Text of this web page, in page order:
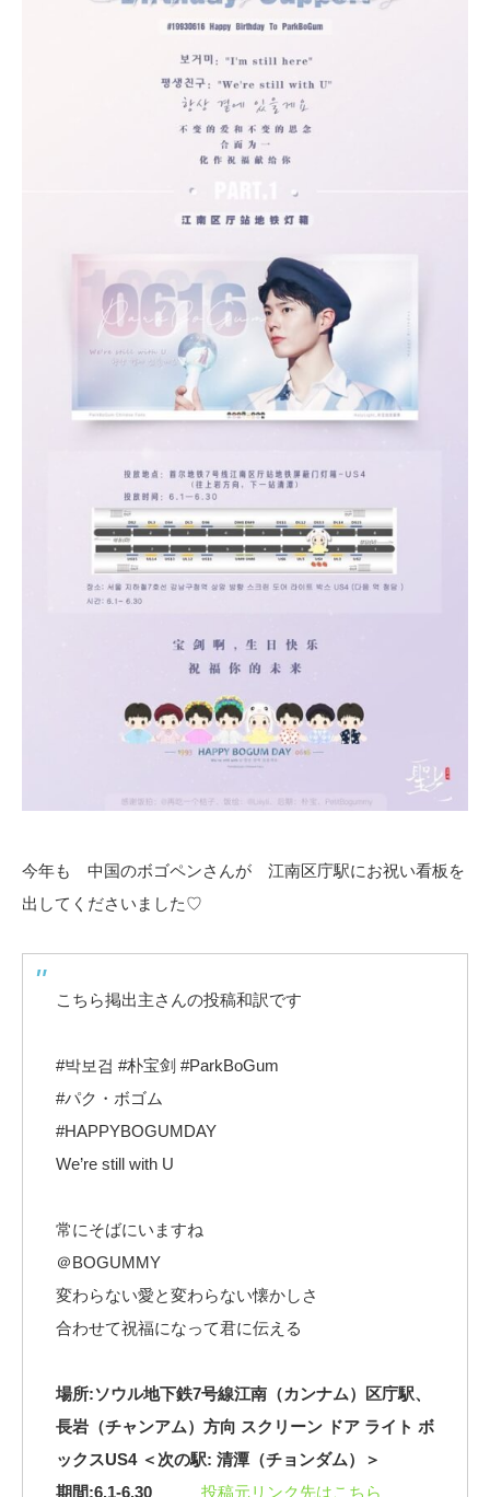
今年も 中国のボゴペンさんが 江南区庁駅にお祝い看板を
出してくださいました♡
こちら掲出主さんの投稿和訳です
#박보검 #朴宝剑 #ParkBoGum
#パク・ボゴム
#HAPPYBOGUMDAY
We’re still with U
常にそばにいますね
＠BOGUMMY
変わらない愛と変わらない懐かしさ
合わせて祝福になって君に伝える
場所:ソウル地下鉄7号線江南（カンナム）区庁駅、
長岩（チャンアム）方向 スクリーン ドア ライト ボ
ックスUS4 ＜次の駅: 清潭（チョンダム）＞
期間:6.1-6.30 投稿元リンク先はこちら